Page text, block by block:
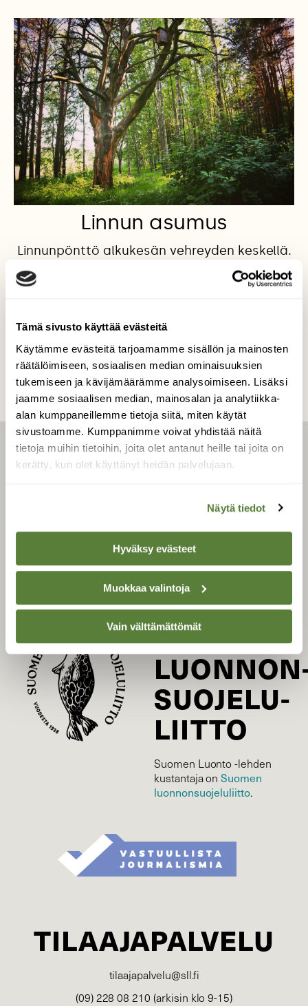
Tämä sivusto käyttää evästeitä
Käytämme evästeitä tarjoamamme sisällön ja mainosten
räätälöimiseen, sosiaalisen median ominaisuuksien
tukemiseen ja kävijämäärämme analysoimiseen. Lisäksi
jaamme sosiaalisen median, mainosalan ja analytiikka-
alan kumppaneillemme tietoja siitä, miten käytät
sivustoamme. Kumppanimme voivat yhdistää näitä
tietoja muihin tietoihin, joita olet antanut heille tai joita on
kerätty, kun olet käyttänyt heidän palvelujaan.
Näytä tiedot
Hyväksy evästeet
Muokkaa valintoja
Vain välttämättömät
Linnun asumus
Linnunpönttö alkukesän vehreyden keskellä.
Kilpailun etusivulle
LEHTI
Tilaa digilukuoikeus
Tilaa uutiskirje
SUOMEN
SUOJELU­
LIITTO
Suomen Luonto -lehden
kustantaja onSuomen
luonnonsuojelu­liitto.
TILAAJAPALVELU
tilaajapalvelu@sll.fi
(09) 228 08 210 (arkisin klo 9-15)